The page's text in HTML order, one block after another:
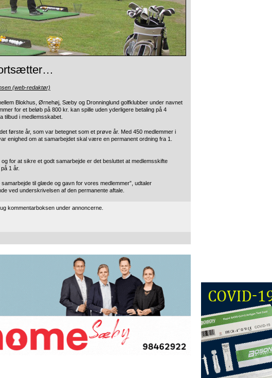
(web-redaktør)
Blokhus, Ørnehøj, Sæby og Dronninglund golfklubber under navnet
for et beløb på 800 kr. kan spille uden yderligere betaling på 4
tilbud i medlemsskabet.
første år, som var betegnet som et prøve år. Med 450 medlemmer i
enighed om at samarbejdet skal være en permanent ordning fra 1.
for at sikre et godt samarbejde er det besluttet at medlemsskifte
1 år.
til glæde og gavn for vores medlemmer”, udtaler
ved underskrivelsen af den permanente aftale.
kommentarboksen under annoncerne.